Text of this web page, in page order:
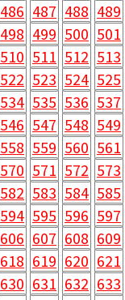
486 487 488 489
498 499 500 501
510 511 512 513
522 523 524 525
534 535 536 537
546 547 548 549
558 559 560 561
570 571 572 573
582 583 584 585
594 595 596 597
606 607 608 609
618 619 620 621
630 631 632 633